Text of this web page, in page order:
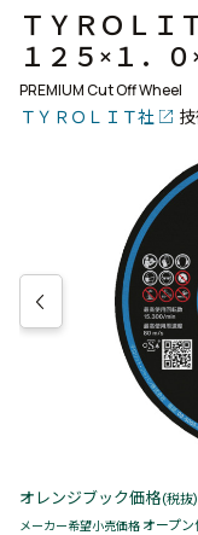
ＴＹＲＯＬ
１２５×１．
PREMIUM Cut Off Wheel
ＴＹＲＯＬＩＴ社
オレンジブック価格(税抜)
メーカー希望小売価格 オープ